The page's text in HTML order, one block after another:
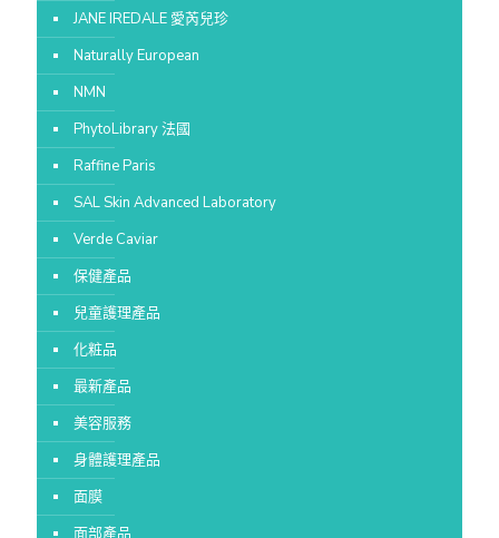
JANE IREDALE 愛芮兒珍
Naturally European
NMN
PhytoLibrary 法國
Raffine Paris
SAL Skin Advanced Laboratory
Verde Caviar
保健產品
兒童護理產品
化粧品
最新產品
美容服務
身體護理產品
面膜
面部產品